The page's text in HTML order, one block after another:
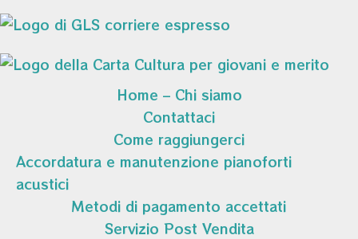
Home – Chi siamo
Contattaci
Come raggiungerci
Accordatura e manutenzione pianoforti
acustici
Metodi di pagamento accettati
Servizio Post Vendita